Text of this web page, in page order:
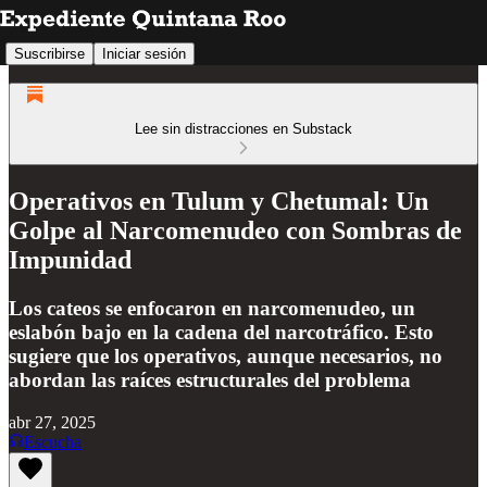
Suscribirse Iniciar sesión
Lee sin distracciones en Substack
Operativos en Tulum y Chetumal: Un
Golpe al Narcomenudeo con Sombras de
Impunidad
Los cateos se enfocaron en narcomenudeo, un
eslabón bajo en la cadena del narcotráfico. Esto
sugiere que los operativos, aunque necesarios, no
abordan las raíces estructurales del problema
abr 27, 2025
Escucha